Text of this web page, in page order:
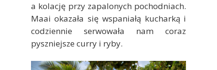
a kolację przy zapalonych pochodniach.
Maai okazała się wspaniałą kucharką i
codziennie serwowała nam coraz
pyszniejsze curry i ryby.